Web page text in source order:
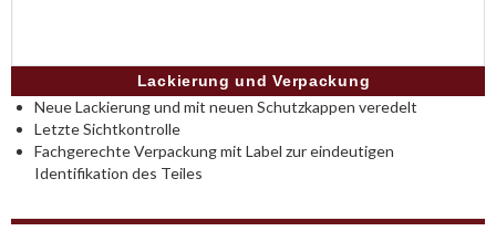
Lackierung und Verpackung
Neue Lackierung und mit neuen Schutzkappen veredelt
Letzte Sichtkontrolle
Fachgerechte Verpackung mit Label zur eindeutigen
Identifikation des Teiles